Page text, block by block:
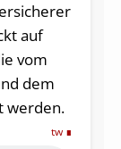
auf
vom
dem
werden.
tw